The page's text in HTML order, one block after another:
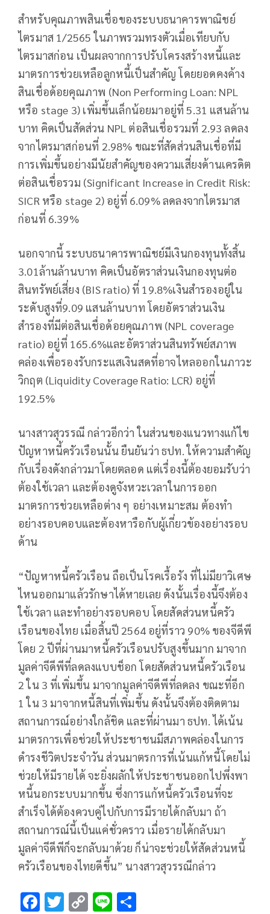
สำหรับคุณภาพสินเชื่อของระบบธนาคารพาณิชย์
ไตรมาส 1/2565 ในภาพรวมทรงตัวเมื่อเทียบกับ
ไตรมาสก่อน เป็นผลจากการปรับโครงสร้างหนี้และ
มาตรการช่วยเหลือลูกหนี้เป็นสำคัญ โดยยอดคงค้าง
สินเชื่อด้อยคุณภาพ (Non Performing Loan: NPL
หรือ stage 3) เพิ่มขึ้นเล็กน้อยมาอยู่ที่ 5.31 แสนล้าน
บาท คิดเป็นสัดส่วน NPL ต่อสินเชื่อรวมที่ 2.93 ลดลง
จากไตรมาสก่อนที่ 2.98% ขณะที่สัดส่วนสินเชื่อที่มี
การเพิ่มขึ้นอย่างมีนัยสำคัญของความเสี่ยงด้านเครดิต
ต่อสินเชื่อรวม (Significant Increase in Credit Risk:
SICR หรือ stage 2) อยู่ที่ 6.09% ลดลงจากไตรมาส
ก่อนที่ 6.39%
นอกจากนี้ ระบบธนาคารพาณิชย์มีเงินกองทุนทั้งสิ้น
3.01ล้านล้านบาท คิดเป็นอัตราส่วนเงินกองทุนต่อ
สินทรัพย์เสี่ยง (BIS ratio) ที่ 19.8%เงินสำรองอยู่ใน
ระดับสูงที่9.09 แสนล้านบาท โดยอัตราส่วนเงิน
สำรองที่มีต่อสินเชื่อด้อยคุณภาพ (NPL coverage
ratio) อยู่ที่ 165.6%และอัตราส่วนสินทรัพย์สภาพ
คล่องเพื่อรองรับกระแสเงินสดที่อาจไหลออกในภาวะ
วิกฤต (Liquidity Coverage Ratio: LCR) อยู่ที่
192.5%
นางสาวสุวรรณี กล่าวอีกว่า ในส่วนของแนวทางแก้ไข
ปัญหาหนี้ครัวเรือนนั้น ยืนยันว่า ธปท. ให้ความสำคัญ
กับเรื่องดังกล่าวมาโดยตลอด แต่เรื่องนี้ต้องยอมรับว่า
ต้องใช้เวลา และต้องดูจังหวะเวลาในการออก
มาตรการช่วยเหลือต่าง ๆ อย่างเหมาะสม ต้องทำ
อย่างรอบคอบและต้องหารือกับผู้เกี่ยวข้องอย่างรอบ
ด้าน
“ปัญหาหนี้ครัวเรือน ถือเป็นโรคเรื้อรัง ที่ไม่มียาวิเศษ
ไหนออกมาแล้วรักษาได้หายเลย ดังนั้นเรื่องนี้จึงต้อง
ใช้เวลา และทำอย่างรอบคอบ โดยสัดส่วนหนี้ครัว
เรือนของไทย เมื่อสิ้นปี 2564 อยู่ที่ราว 90% ของจีดีพี
โดย 2 ปีที่ผ่านมาหนี้ครัวเรือนปรับสูงขึ้นมาก มาจาก
มูลค่าจีดีพีที่ลดลงแบบช็อก โดยสัดส่วนหนี้ครัวเรือน
2 ใน 3 ที่เพิ่มขึ้น มาจากมูลค่าจีดีพีที่ลดลง ขณะที่อีก
1 ใน 3 มาจากหนี้สินที่เพิ่มขึ้น ดังนั้นจึงต้องติดตาม
สถานการณ์อย่างใกล้ชิด และที่ผ่านมา ธปท. ได้เน้น
มาตรการเพื่อช่วยให้ประชาชนมีสภาพคล่องในการ
ดำรงชีวิตประจำวัน ส่วนมาตรการที่เน้นแก้หนี้โดยไม่
ช่วยให้มีรายได้ จะยิ่งผลักให้ประชาชนออกไปพึ่งพา
หนี้นอกระบบมากขึ้น ซึ่งการแก้หนี้ครัวเรือนที่จะ
สำเร็จได้ต้องควบคู่ไปกับการมีรายได้กลับมา ถ้า
สถานการณ์นี้เป็นแค่ชั่วคราว เมื่อรายได้กลับมา
มูลค่าจีดีพีก็จะกลับมาด้วย ก็น่าจะช่วยให้สัดส่วนหนี้
ครัวเรือนของไทยดีขึ้น” นางสาวสุวรรณีกล่าว
F T C Li